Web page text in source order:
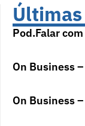
Últimas
Pod.Falar
On Business
On Business